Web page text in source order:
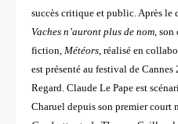
succès critique et public. Après le
Vaches n’auront plus de nom, son
fiction, Météors, réalisé en
est présenté au festival de
Regard. Claude Le Pape est
Charuel depuis son premier court